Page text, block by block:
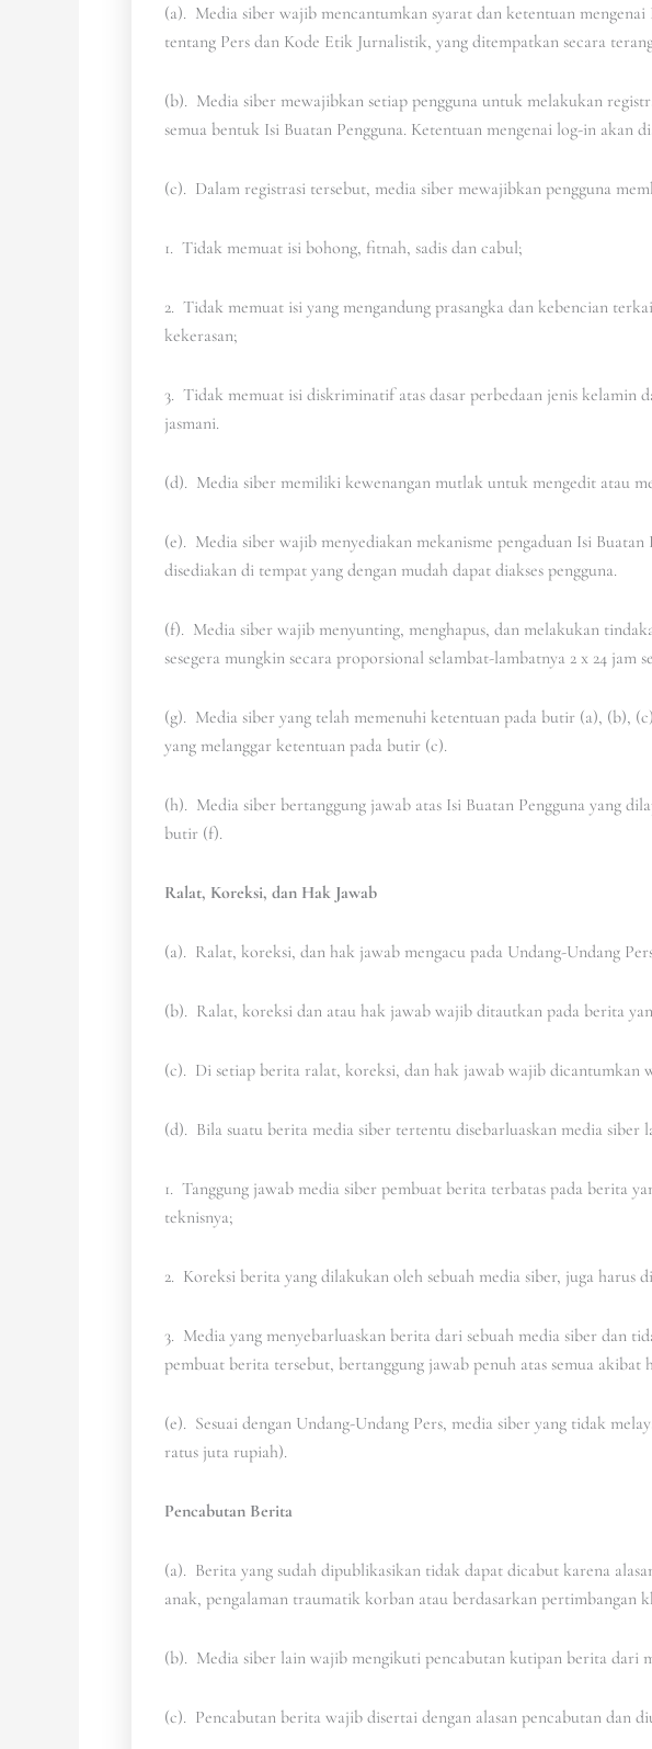
(a). Media siber wajib mencantumkan syarat dan ketentuan
tentang Pers dan Kode Etik Jurnalistik, yang ditempatkan secara
(b). Media siber mewajibkan setiap pengguna untuk melakukan
semua bentuk Isi Buatan Pengguna. Ketentuan mengenai log-in akan
(c). Dalam registrasi tersebut, media siber mewajibkan pengguna
1. Tidak memuat isi bohong, fitnah, sadis dan cabul;
2. Tidak memuat isi yang mengandung prasangka dan kebencian
kekerasan;
3. Tidak memuat isi diskriminatif atas dasar perbedaan jenis kelamin
jasmani.
(d). Media siber memiliki kewenangan mutlak untuk mengedit atau
(e). Media siber wajib menyediakan mekanisme pengaduan Isi
disediakan di tempat yang dengan mudah dapat diakses pengguna.
(f). Media siber wajib menyunting, menghapus, dan melakukan
sesegera mungkin secara proporsional selambat-lambatnya 2 x 24 jam
(g). Media siber yang telah memenuhi ketentuan pada butir (a), (b),
yang melanggar ketentuan pada butir (c).
(h). Media siber bertanggung jawab atas Isi Buatan Pengguna yang
butir (f).
Ralat, Koreksi, dan Hak Jawab
(a). Ralat, koreksi, dan hak jawab mengacu pada Undang-Undang
(b). Ralat, koreksi dan atau hak jawab wajib ditautkan pada berita
(c). Di setiap berita ralat, koreksi, dan hak jawab wajib dicantumkan
(d). Bila suatu berita media siber tertentu disebarluaskan media siber
1. Tanggung jawab media siber pembuat berita terbatas pada berita
teknisnya;
2. Koreksi berita yang dilakukan oleh sebuah media siber, juga
3. Media yang menyebarluaskan berita dari sebuah media siber dan
pembuat berita tersebut, bertanggung jawab penuh atas semua
(e). Sesuai dengan Undang-Undang Pers, media siber yang tidak
ratus juta rupiah).
Pencabutan Berita
(a). Berita yang sudah dipublikasikan tidak dapat dicabut karena
anak, pengalaman traumatik korban atau berdasarkan pertimbangan
(b). Media siber lain wajib mengikuti pencabutan kutipan berita dari
(c). Pencabutan berita wajib disertai dengan alasan pencabutan dan